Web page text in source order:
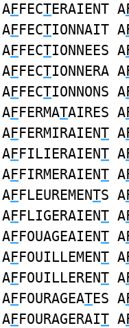
AFFECTERAIENT A
AFFECTIONNAIT A
AFFECTIONNEES A
AFFECTIONNERA A
AFFECTIONNONS A
AFFERMATAIRES A
AFFERMIRAIENT A
AFFILIERAIENT A
AFFIRMERAIENT A
AFFLEUREMENTS A
AFFLIGERAIENT A
AFFOUAGEAIENT A
AFFOUILLEMENT A
AFFOUILLERENT A
AFFOURAGEATES A
AFFOURAGERAIT A